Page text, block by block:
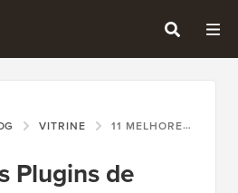
VITRINE 11 MELHORES PLUGINS DE PAGAMENTO PARA WORDPRESS (TESTADOS E VERIFICADOS)
Plugins de